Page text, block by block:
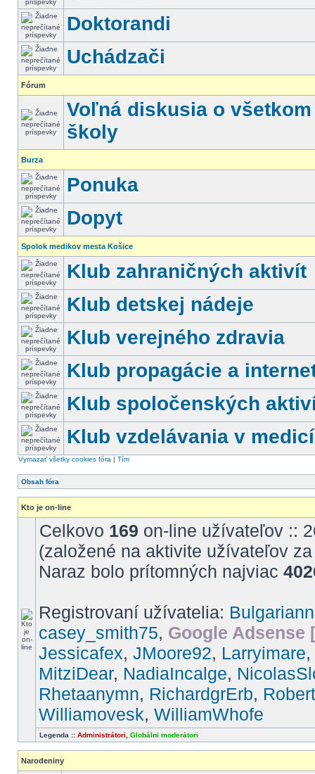
Doktorandi
Uchádzači
Fórum
Voľná diskusia o
školy
Burza
Ponuka
Dopyt
Spolok medikov mesta Košice
Klub zahraničných aktivít
Klub detskej nádeje
Klub verejného zdravia
Klub propagácie a
Klub spoločenských
Klub vzdelávania v
Vymazať všetky cookies fóra | Tím
Obsah fóra
Kto je on-line
Celkovo 169 on-line užívateľov ::
(založené na aktivite užívateľov
Naraz bolo prítomných najviac
Registrovaní užívatelia:
casey_smith75, Google Adsense
Jessicafex, JMoore92, Larryimare,
MitziDear, NadiaIncalge,
Rhetaanymn, RichardgrErb,
Williamovesk, WilliamWhofe
Legenda :: Administrátori Globálni moderátori
Narodeniny